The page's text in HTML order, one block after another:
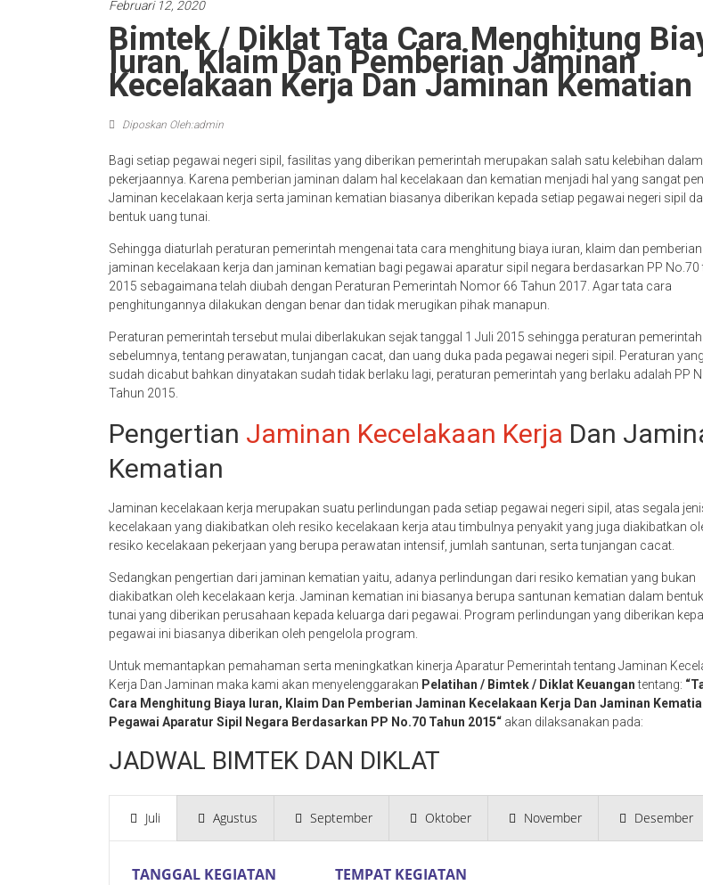
Februari 12, 2020
Bimtek / Diklat Tata Cara Menghitung
Iuran, Klaim Dan Pemberian Jaminan
Kecelakaan Kerja Dan Jaminan Kematian
Diposkan Oleh:admin
Bagi setiap pegawai negeri sipil, fasilitas yang diberikan pemerintah merupakan salah satu kelebihan dalam
pekerjaannya. Karena pemberian jaminan dalam hal kecelakaan dan kematian menjadi hal yang sangat
Jaminan kecelakaan kerja serta jaminan kematian biasanya diberikan kepada setiap pegawai negeri sipil
bentuk uang tunai.
Sehingga diaturlah peraturan pemerintah mengenai tata cara menghitung biaya iuran, klaim dan pemberian
jaminan kecelakaan kerja dan jaminan kematian bagi pegawai aparatur sipil negara berdasarkan PP No.70
2015 sebagaimana telah diubah dengan Peraturan Pemerintah Nomor 66 Tahun 2017. Agar tata cara
penghitungannya dilakukan dengan benar dan tidak merugikan pihak manapun.
Peraturan pemerintah tersebut mulai diberlakukan sejak tanggal 1 Juli 2015 sehingga peraturan
sebelumnya, tentang perawatan, tunjangan cacat, dan uang duka pada pegawai negeri sipil. Peraturan
sudah dicabut bahkan dinyatakan sudah tidak berlaku lagi, peraturan pemerintah yang berlaku adalah PP
Tahun 2015.
Pengertian Jaminan Kecelakaan Kerja Dan
Kematian
Jaminan kecelakaan kerja merupakan suatu perlindungan pada setiap pegawai negeri sipil, atas segala
kecelakaan yang diakibatkan oleh resiko kecelakaan kerja atau timbulnya penyakit yang juga diakibatkan
resiko kecelakaan pekerjaan yang berupa perawatan intensif, jumlah santunan, serta tunjangan cacat.
Sedangkan pengertian dari jaminan kematian yaitu, adanya perlindungan dari resiko kematian yang bukan
diakibatkan oleh kecelakaan kerja. Jaminan kematian ini biasanya berupa santunan kematian dalam
tunai yang diberikan perusahaan kepada keluarga dari pegawai. Program perlindungan yang diberikan
pegawai ini biasanya diberikan oleh pengelola program.
Untuk memantapkan pemahaman serta meningkatkan kinerja Aparatur Pemerintah tentang Jaminan
Kerja Dan Jaminan maka kami akan menyelenggarakan Pelatihan / Bimtek / Diklat Keuangantentang:
Cara Menghitung Biaya Iuran, Klaim Dan Pemberian Jaminan Kecelakaan Kerja Dan Jaminan
Pegawai Aparatur Sipil Negara Berdasarkan PP No.70 Tahun 2015“ akan dilaksanakan pada:
JADWAL BIMTEK DAN DIKLAT
Juli Agustus September Oktober November Desember
TANGGAL KEGIATAN
TEMPAT KEGIATAN